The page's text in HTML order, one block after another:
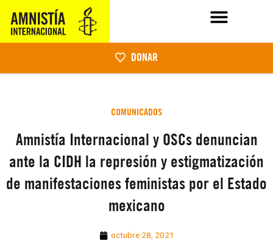
DONAR
COMUNICADOS
Amnistía Internacional y OSCs denuncian
ante la CIDH la represión y estigmatización
de manifestaciones feministas por el Estado
mexicano
octubre 28, 2021